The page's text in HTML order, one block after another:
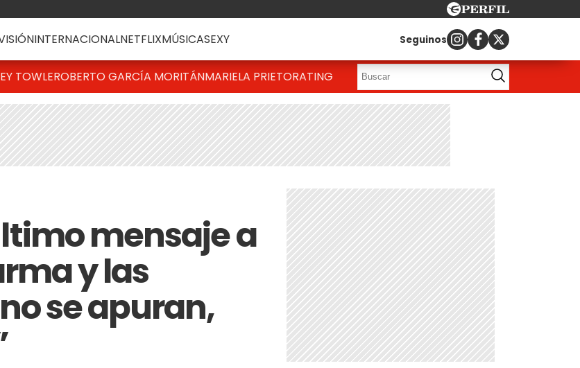
INTERNACIONALNETFLIXMÚSICASEXY Seguinos
TOWLEROBERTO GARCÍA MORITÁNMARIELA PRIETORATING
mensaje a
y las
se apuran,